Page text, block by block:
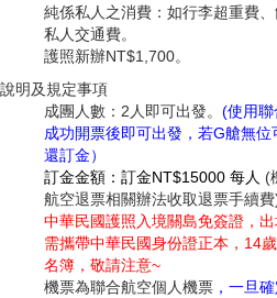
純係私人之消費：如行李超重費
私人交通費。
護照新辦NT$1,700。
說明及規定事項
成團人數：2人即可出發。 (使用
成功開票後即可出發，若G艙無位
還訂金）
訂金金額：訂金NT$15000 每人 (
航空退票相關辦法收取退票手續費
中華民國護照入境關島免簽證，
需攜帶中華民國身份證正本，14
名簿，敬請注意~
機票為聯合航空個人機票 ，一旦